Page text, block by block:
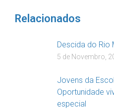
Relacionados
Descida do Rio
5 de Novembro,
Jovens da
Oportunidade
especial